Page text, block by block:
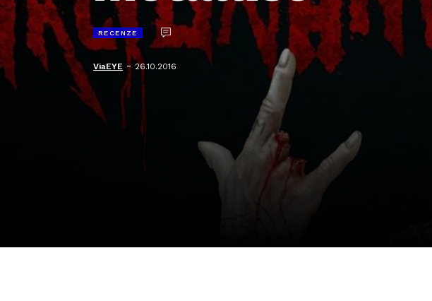
RECENZE
ViaEYE - 26.10.2016